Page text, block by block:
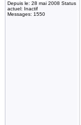
Depuis le: 28 mai 2008 Status
actuel: Inactif
Messages: 1550